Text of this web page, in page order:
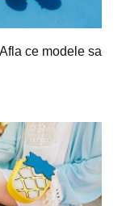
ce modele sa